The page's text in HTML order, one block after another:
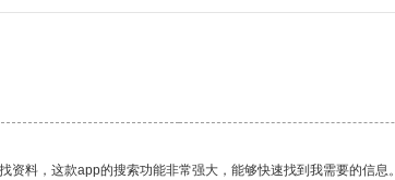
料，这款app的搜索功能非常强大，能够快速找到我需要的信息。